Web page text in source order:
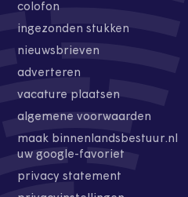
colofon
ingezonden stukken
nieuwsbrieven
adverteren
vacature plaatsen
algemene voorwaarden
maak binnenlandsbestuur.nl
uw google-favoriet
privacy statement